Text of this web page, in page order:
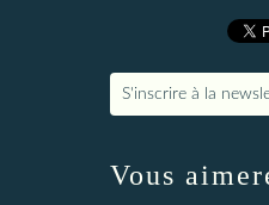
S'inscrire à la
Vous